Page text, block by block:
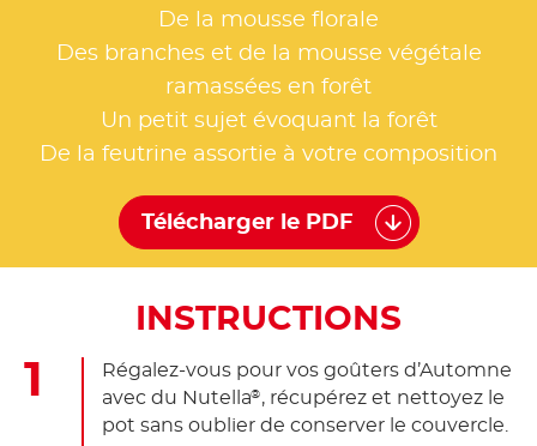
De la mousse florale
Des branches et de la mousse végétale
ramassées en forêt
Un petit sujet évoquant la forêt
De la feutrine assortie à votre composition
Télécharger le PDF
INSTRUCTIONS
Régalez-vous pour vos goûters d’Automne
avec du Nutella® , récupérez et nettoyez le
pot sans oublier de conserver le couvercle.